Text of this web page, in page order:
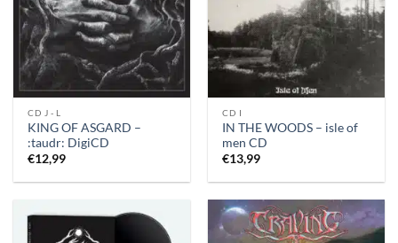
CD J - L
KING OF ASGARD –
:taudr: DigiCD
€12,99
CD I
IN THE WOODS – isle of
men CD
€13,99